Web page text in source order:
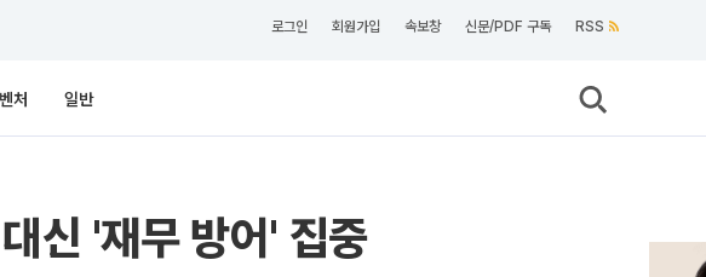
로그인 회원가입 속보창 신문/PDF 구독 RSS
처 일반
신 '재무 방어' 집중